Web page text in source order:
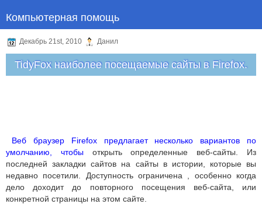
Компьютерная помощь
Декабрь 21st, 2010 Данил
TidyFox наиболее посещаемые сайты в Firefox.
Веб браузер Firefox предлагает несколько вариантов по
умолчанию, чтобыоткрыть определенные веб-сайты. Из
последней закладки сайтов на сайты в истории, которые вы
недавно посетили. Доступность ограничена , особенно когда
дело доходит до повторного посещения веб-сайта, или
конкретной страницы на этом сайте.